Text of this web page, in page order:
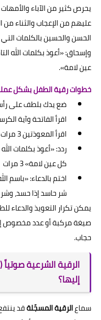
يحرص كثير من الآباء
عليهم من الإعجاب والثناء
الحسن والحسين بالكلمات
وإسحاق: «أعوذ بكلمات الله
عين لامة».
خطوات رقية الطفل بشكل
ضع يدك بلطف على
اقرأ الفاتحة وآية
اقرأ المعوذتين 3 مرات مع النفث الخفيف
ردد: «أعوذ بكلمات
كل عين لامة» 3 مرات
اختم بالدعاء: «باسم
شر حاسد إذا حسد،
يمكن تكرار التعويذ والدعاء
صيغة مركبة أو عدد مخصوص
حجاب.
إليها؟
سماعالرقية المسجّلةقد